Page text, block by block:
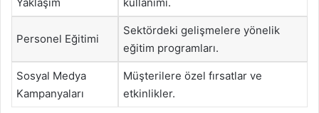
Personel Eğitimi
Sektördeki gelişmelere yönelik
eğitim programları.
Sosyal Medya
Kampanyaları
Müşterilere özel fırsatlar ve
etkinlikler.